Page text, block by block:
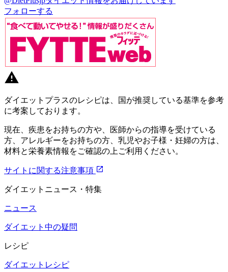
フォローする
ダイエットプラスのレシピは、国が推奨している基準を参考
に考案しております。
現在、疾患をお持ちの方や、医師からの指導を受けている
方、アレルギーをお持ちの方、乳児やお子様・妊婦の方は、
材料と栄養素情報をご確認の上ご利用ください。
サイトに関する注意事項
ダイエットニュース・特集
ニュース
ダイエット中の疑問
レシピ
ダイエットレシピ